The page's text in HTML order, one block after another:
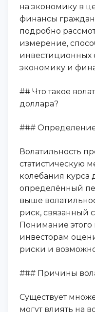
на экономику в
финансы
подробно
измерение,
инвестиционных
экономику и
## Что такое
доллара?
### Определение
Волатильность
статистическую
колебания курса
определённый
выше
риск, связанный
Понимание этого
инвесторам
риски и
### Причины
Существует
могут влиять на